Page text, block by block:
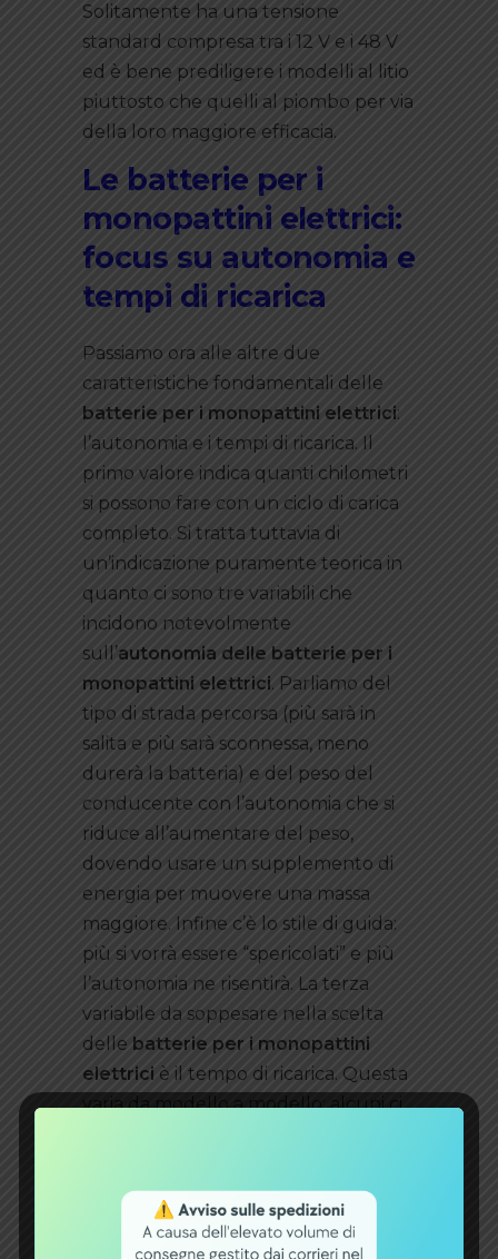
Solitamente ha una tensione
standard compresa tra i 12 V e i 48 V
ed è bene prediligere i modelli al litio
piuttosto che quelli al piombo per via
della loro maggiore efficacia.
Le batterie per i
monopattini elettrici:
focus su autonomia e
tempi di ricarica
Passiamo ora alle altre due
caratteristiche fondamentali delle
batterie per i monopattini elettrici:
l’autonomia e i tempi di ricarica. Il
primo valore indica quanti chilometri
si possono fare con un ciclo di carica
completo. Si tratta tuttavia di
un’indicazione puramente teorica in
quanto ci sono tre variabili che
incidono notevolmente
sull’autonomia delle batterie per i
monopattini elettrici. Parliamo del
tipo di strada percorsa (più sarà in
salita e più sarà sconnessa, meno
durerà la batteria) e del peso del
conducente con l’autonomia che si
riduce all’aumentare del peso,
dovendo usare un supplemento di
energia per muovere una massa
maggiore. Infine c’è lo stile di guida:
più si vorrà essere “spericolati” e più
l’autonomia ne risentirà. La terza
variabile da soppesare nella scelta
delle batterie per i monopattini
elettrici è il tempo di ricarica. Questa
varia da modello a modello: alcuni ci
Categorie